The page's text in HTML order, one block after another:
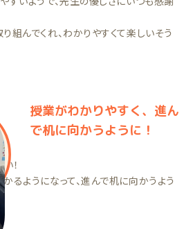
組んでくれ、わかりやすくて楽しいそう
授業がわかりやすく、進ん
で机に向かうように！
！
るようになって、進んで机に向かうよう